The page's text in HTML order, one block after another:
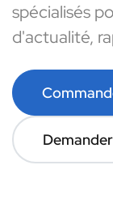
spécialisés
d'actualité,